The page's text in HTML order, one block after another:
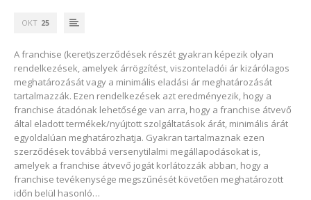
OKT 25
A franchise (keret)szerződések részét gyakran képezik olyan
rendelkezések, amelyek árrögzítést, viszonteladói ár kizárólagos
meghatározását vagy a minimális eladási ár meghatározását
tartalmazzák. Ezen rendelkezések azt eredményezik, hogy a
franchise átadónak lehetősége van arra, hogy a franchise átvevő
által eladott termékek/nyújtott szolgáltatások árát, minimális árát
egyoldalúan meghatározhatja. Gyakran tartalmaznak ezen
szerződések továbbá versenytilalmi megállapodásokat is,
amelyek a franchise átvevő jogát korlátozzák abban, hogy a
franchise tevékenysége megszűnését követően meghatározott
időn belül hasonló…